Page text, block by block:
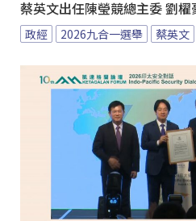
蔡英文出任陳瑩競總主委 劉櫂
政經 2026九合一選舉 蔡英文